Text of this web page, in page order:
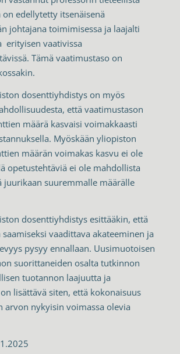
edellytetty itsenäisenä
johtajana toimimisessa ja laajalti
erityisen vaativissa
Tämä vaatimustaso on
dosenttiyhdistys on myös
että vaatimustason
määrä kasvaisi voimakkaasti
Myöskään yliopiston
määrän voimakas kasvu ei ole
opetustehtäviä ei ole mahdollista
juurikaan suuremmalle määrälle
dosenttiyhdistys esittääkin, että
vaadittava akateeminen ja
pysyy ennallaan. Uusimuotoisen
suorittaneiden osalta tutkinnon
tuotannon laajuutta ja
lisättävä siten, että kokonaisuus
arvon nykyisin voimassa olevia